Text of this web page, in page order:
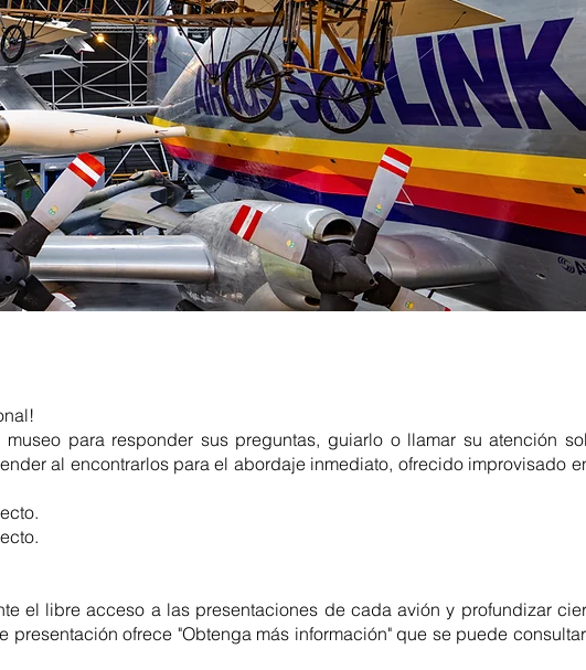
para responder sus preguntas, guiarlo o llamar su atención
al encontrarlos para el abordaje inmediato, ofrecido improvisado
el libre acceso a las presentaciones de cada avión y profundizar
ofrece "Obtenga más información" que se puede